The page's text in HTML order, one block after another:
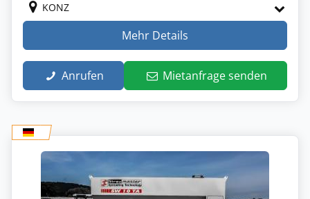
KONZ
Mehr Details
Anrufen Mietanfrage senden